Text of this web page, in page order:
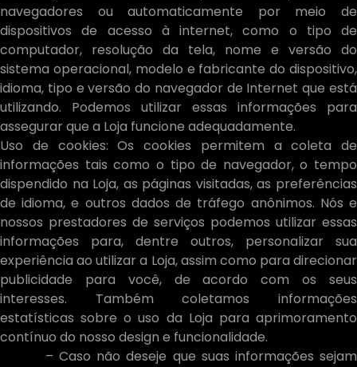
navegadores ou automaticamente por meio de
dispositivos de acesso à internet, como o tipo de
computador, resolução da tela, nome e versão do
sistema operacional, modelo e fabricante do dispositivo,
idioma, tipo e versão do navegador de Internet que está
utilizando. Podemos utilizar essas informações para
assegurar que a Loja funcione adequadamente.
Uso de cookies: Os cookies permitem a coleta de
informações tais como o tipo de navegador, o tempo
dispendido na Loja, as páginas visitadas, as preferências
de idioma, e outros dados de tráfego anônimos. Nós e
nossos prestadores de serviços podemos utilizar essas
informações para, dentre outros, personalizar sua
experiência ao utilizar a Loja, assim como para direcionar
publicidade para você, de acordo com os seus
interesses. Também coletamos informações
estatísticas sobre o uso da Loja para aprimoramento
contínuo do nosso design e funcionalidade.
– Caso não deseje que suas informações sejam